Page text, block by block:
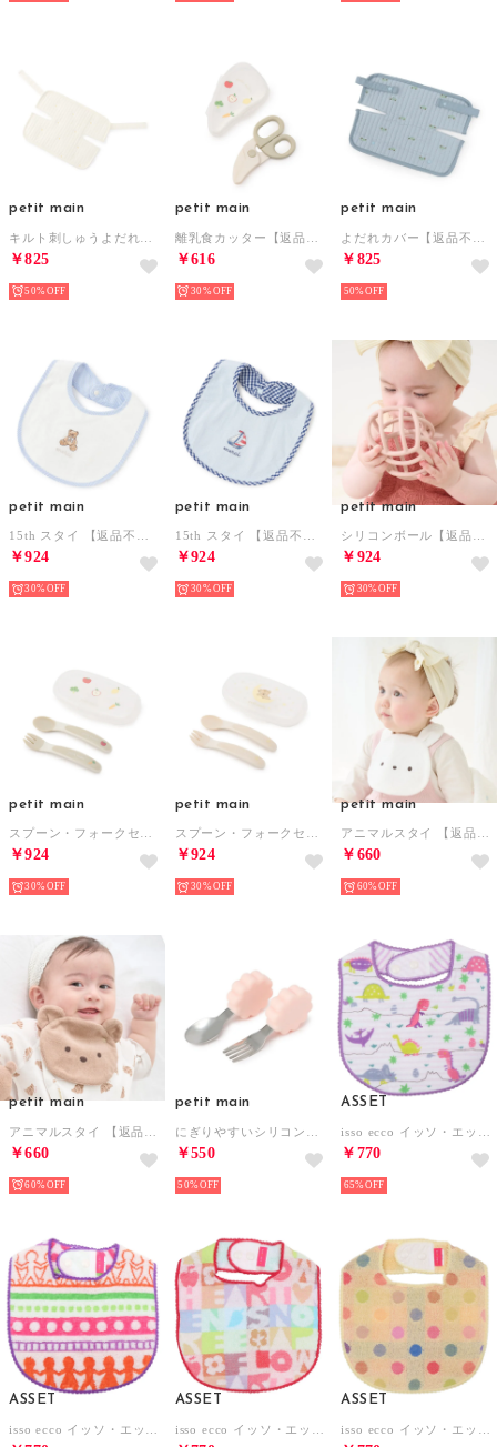
petit main
￥825
50%
petit main
￥616
30%
petit main
￥825
50%
petit main
￥924
30%
petit main
￥924
30%
petit main
￥924
30%
petit main
￥924
30%
petit main
￥924
30%
petit main
￥660
60%
petit main
￥660
60%
petit main
￥550
50%
ASSET
￥770
65%
ASSET ASSET ASSET